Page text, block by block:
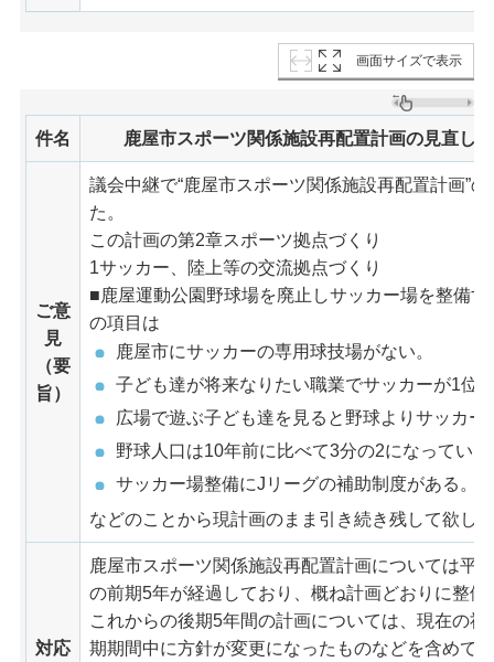
画面サイズで表示
件名 鹿屋市スポーツ関係施設再配置計画の見直し
ご意
見
（要
旨）
議会中継で“鹿屋市スポーツ関係施設再配置計画”
た。
この計画の第2章スポーツ拠点づくり
1サッカー、陸上等の交流拠点づくり
■鹿屋運動公園野球場を廃止しサッカー場を整備す
の項目は
鹿屋市にサッカーの専用球技場がない。
子ども達が将来なりたい職業でサッカーが1位
広場で遊ぶ子ども達を見ると野球よりサッカー
野球人口は10年前に比べて3分の2になっている
サッカー場整備にJリーグの補助制度がある。
などのことから現計画のまま引き続き残して欲し
対応
鹿屋市スポーツ関係施設再配置計画については平
の前期5年が経過しており、概ね計画どおりに整
これからの後期5年間の計画については、現在の
期期間中に方針が変更になったものなどを含めて